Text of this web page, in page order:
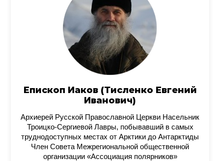
Епископ Иаков (Тисленко Евгений
Иванович)
Архиерей Русской Православной Церкви Насельник
Троицко-Сергиевой Лавры, побывавший в самых
труднодоступных местах от Арктики до Антарктиды
Член Совета Межрегиональной общественной
организации «Ассоциация полярников»